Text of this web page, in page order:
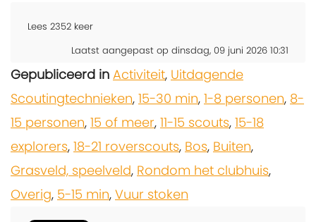
Lees 2352 keer
Laatst aangepast op dinsdag, 09 juni 2026 10:31
Gepubliceerd in Activiteit, Uitdagende
Scoutingtechnieken, 15-30 min, 1-8 personen, 8-
15 personen, 15 of meer, 11-15 scouts, 15-18
explorers, 18-21 roverscouts, Bos, Buiten,
Grasveld, speelveld, Rondom het clubhuis,
Overig, 5-15 min, Vuur stoken